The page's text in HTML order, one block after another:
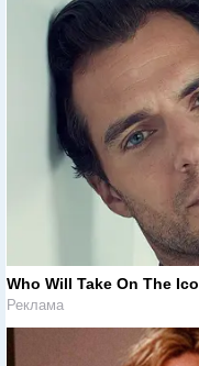
Who Will Take On The
Реклама